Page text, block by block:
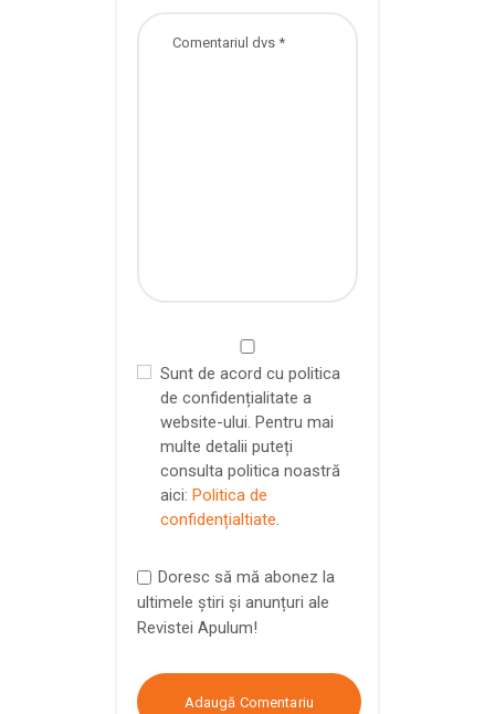
Sunt de acord cu politica
de confidențialitate a
website-ului. Pentru mai
multe detalii puteți
consulta politica noastră
aici: Politica de
confidențialtiate.
Doresc să mă abonez la
ultimele știri și anunțuri ale
Revistei Apulum!